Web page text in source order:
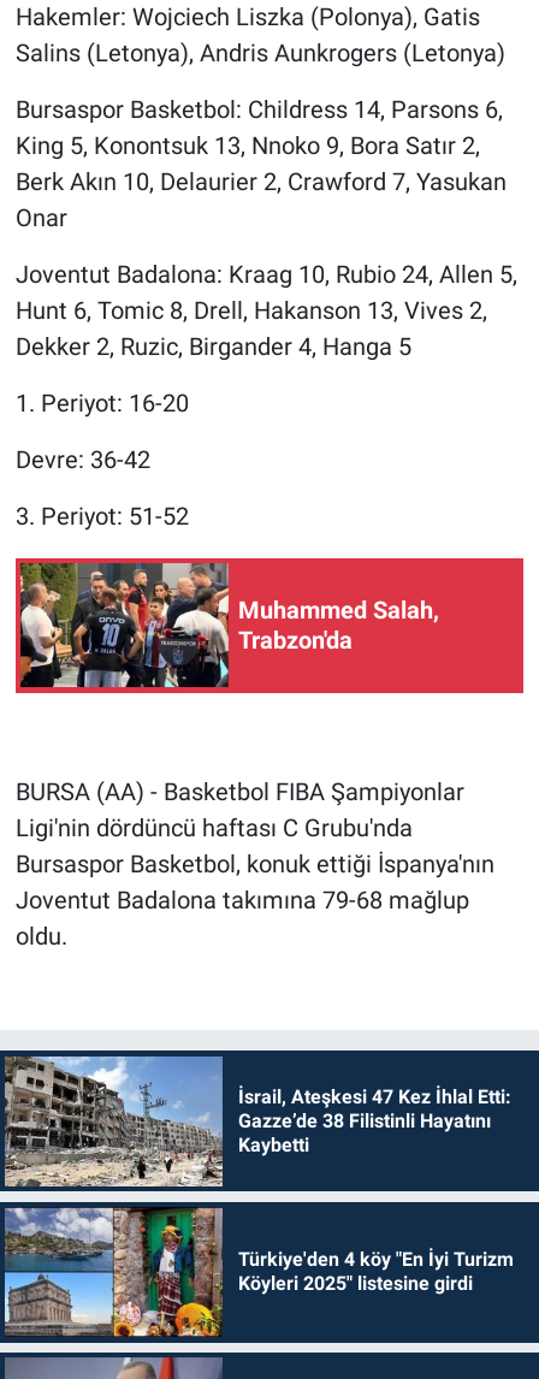
Hakemler: Wojciech Liszka (Polonya), Gatis
Salins (Letonya), Andris Aunkrogers (Letonya)
Bursaspor Basketbol: Childress 14, Parsons 6,
King 5, Konontsuk 13, Nnoko 9, Bora Satır 2,
Berk Akın 10, Delaurier 2, Crawford 7, Yasukan
Onar
Joventut Badalona: Kraag 10, Rubio 24, Allen 5,
Hunt 6, Tomic 8, Drell, Hakanson 13, Vives 2,
Dekker 2, Ruzic, Birgander 4, Hanga 5
1. Periyot: 16-20
Devre: 36-42
3. Periyot: 51-52
Muhammed Salah,
Trabzon'da
BURSA (AA) - Basketbol FIBA Şampiyonlar
Ligi'nin dördüncü haftası C Grubu'nda
Bursaspor Basketbol, konuk ettiği İspanya'nın
Joventut Badalona takımına 79-68 mağlup
oldu.
İsrail, Ateşkesi 47 Kez İhlal Etti:
Gazze’de 38 Filistinli Hayatını
Kaybetti
Türkiye'den 4 köy "En İyi Turizm
Köyleri 2025" listesine girdi